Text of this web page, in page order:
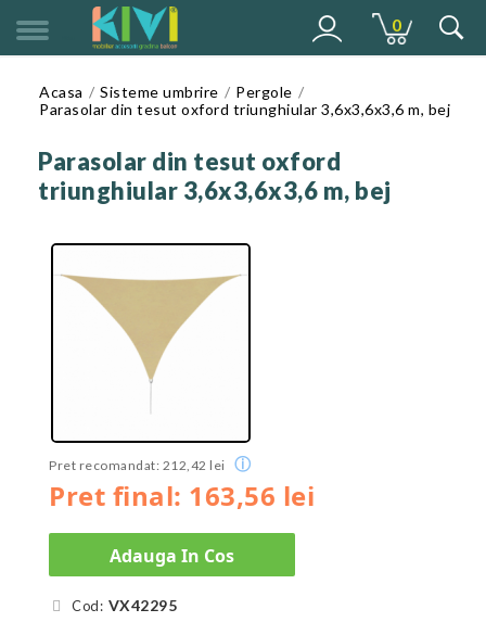
0
Acasa Sisteme umbrire
Pergole
Parasolar din tesut oxford triunghiular 3,6x3,6x3,6 m, bej
Parasolar din tesut oxford
triunghiular 3,6x3,6x3,6 m, bej
Pret final: 163,56 lei
Pret recomandat: 212,42 lei ⓘ
Adauga In Cos
Cod: VX42295